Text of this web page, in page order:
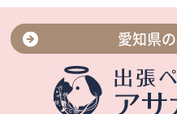
愛知県
名古屋市緑区